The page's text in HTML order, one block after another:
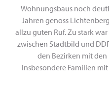
Wohnungsbaus noch
Jahren genoss
allzu guten Ruf. Zu stark
zwischen Stadtbild und
den Bezirken mit
Insbesondere Familien